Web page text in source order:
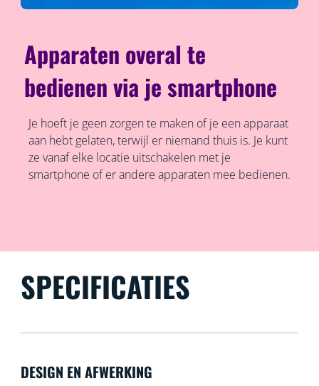
Apparaten overal te
bedienen via je smartphone
Je hoeft je geen zorgen te maken of je een apparaat
aan hebt gelaten, terwijl er niemand thuis is. Je kunt
ze vanaf elke locatie uitschakelen met je
smartphone of er andere apparaten mee bedienen.
SPECIFICATIES
DESIGN EN AFWERKING